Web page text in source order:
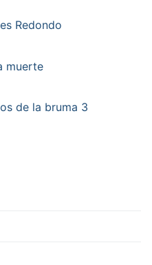
Redondo
muerte
de la bruma 3